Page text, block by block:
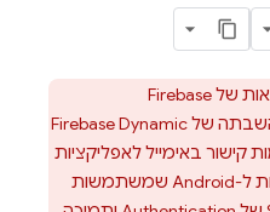
שלFirebase
שלFirebase Dynamic
2025: אימות קישור באימייל לאפליקציות
לנייד, תהליכי OAuth לאפליקציות ל-Android שמשתמשות